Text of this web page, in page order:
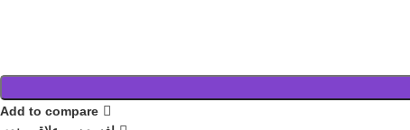
Add to compare